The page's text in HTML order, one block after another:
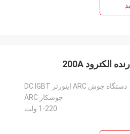
دستگاه جوش ARC اینورتر DC IGBT
جوشکار ARC
1-220 ولت